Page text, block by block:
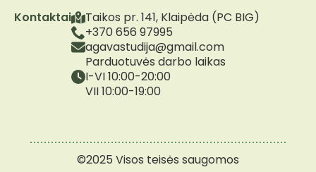
Kontaktai
Taikos pr. 141, Klaipėda (PC BIG)
+370 656 97995
agavastudija@gmail.com
Parduotuvės darbo laikas
I-VI 10:00-20:00
VII 10:00-19:00
©2025 Visos teisės saugomos